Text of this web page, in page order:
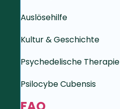
Auslösehilfe
Kultur & Geschichte
Psychedelische Therapie
Psilocybe Cubensis